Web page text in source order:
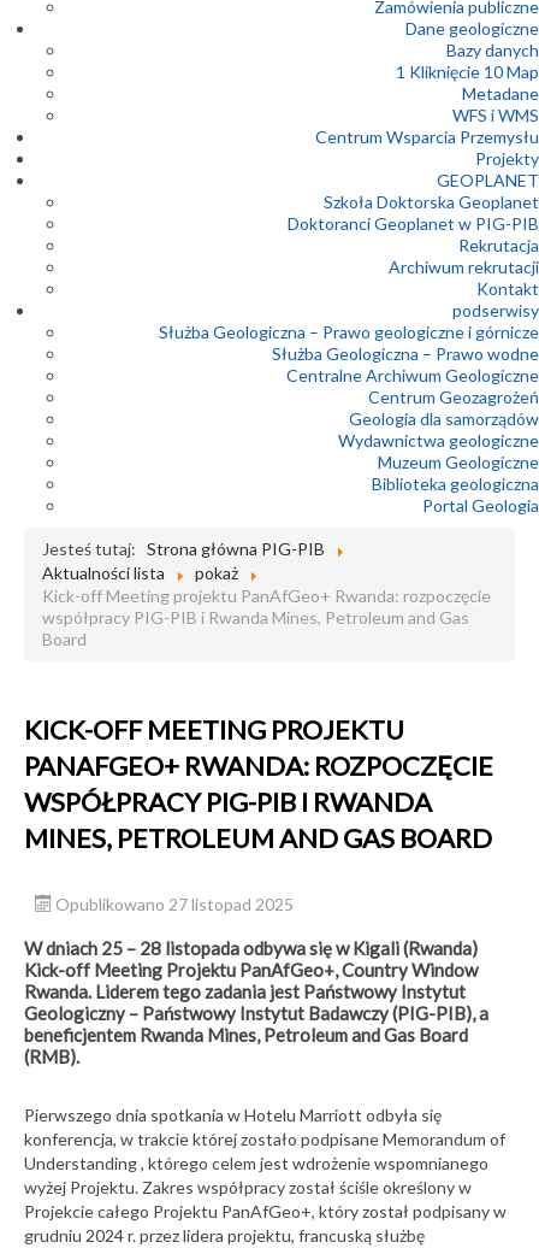
Zamówienia publiczne
Dane geologiczne
Bazy danych
1 Kliknięcie 10 Map
Metadane
WFS i WMS
Centrum Wsparcia Przemysłu
Projekty
GEOPLANET
Szkoła Doktorska Geoplanet
Doktoranci Geoplanet w PIG-PIB
Rekrutacja
Archiwum rekrutacji
Kontakt
podserwisy
Służba Geologiczna – Prawo geologiczne i górnicze
Służba Geologiczna – Prawo wodne
Centralne Archiwum Geologiczne
Centrum Geozagrożeń
Geologia dla samorządów
Wydawnictwa geologiczne
Muzeum Geologiczne
Biblioteka geologiczna
Portal Geologia
Jesteś tutaj: Strona główna PIG-PIB
Aktualności lista
pokaż
Kick-off Meeting projektu PanAfGeo+ Rwanda: rozpoczęcie
współpracy PIG-PIB i Rwanda Mines, Petroleum and Gas
Board
KICK-OFF MEETING PROJEKTU
PANAFGEO+ RWANDA: ROZPOCZĘCIE
WSPÓŁPRACY PIG-PIB I RWANDA
MINES, PETROLEUM AND GAS BOARD
Opublikowano 27 listopad 2025
W dniach 25 – 28 listopada odbywa się w Kigali (Rwanda)
Kick-off Meeting Projektu PanAfGeo+, Country Window
Rwanda. Liderem tego zadania jest Państwowy Instytut
Geologiczny – Państwowy Instytut Badawczy (PIG-PIB), a
beneficjentem Rwanda Mines, Petroleum and Gas Board
(RMB).
Pierwszego dnia spotkania w Hotelu Marriott odbyła się
konferencja, w trakcie której zostało podpisane Memorandum of
Understanding , którego celem jest wdrożenie wspomnianego
wyżej Projektu. Zakres współpracy został ściśle określony w
Projekcie całego Projektu PanAfGeo+, który został podpisany w
grudniu 2024 r. przez lidera projektu, francuską służbę